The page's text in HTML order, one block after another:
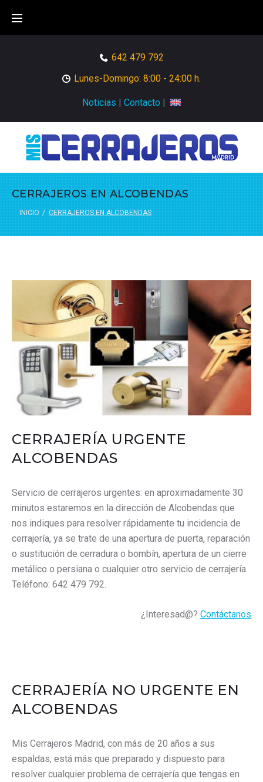
642 479 792
Lunes-Domingo: 8:00 - 24:00 h.
Noticias | Contacto |
CERRAJEROS EN ALCOBENDAS
INICIO / CERRAJEROS EN ALCOBENDAS
CERRAJERÍA URGENTE
ALCOBENDAS
Servicio de cerrajeros urgentes: en aproximadamente 30
minutos estaremos en la dirección de Alcobendas que
nos indiques para resolver rápidamente tu incidencia de
cerrajería, ya se trate de una apertura de puerta, reparación
o sustitución de cerradura o bombín, apertura de un cierre
metálico o persiana o cualquier otro servicio de cerrajería.
Teléfono: 642 479 792.
¿Interesad@?Contáctanos
CERRAJERÍA NO URGENTE EN
ALCOBENDAS
Mis Cerrajeros Madrid, con más de 20 años a sus
espaldas, está más que preparado y dispuesto para
resolver cualquier problema de cerrajería que tengas en